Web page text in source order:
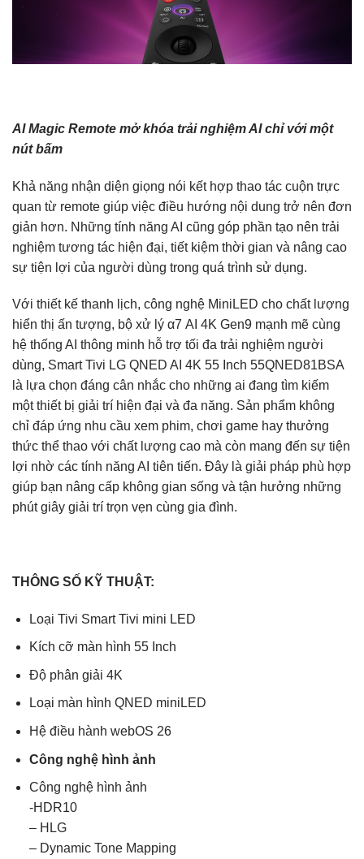
AI Magic Remote mở khóa trải nghiệm AI chỉ với một
nút bấm
Khả năng nhận diện giọng nói kết hợp thao tác cuộn trực
quan từ remote giúp việc điều hướng nội dung trở nên đơn
giản hơn. Những tính năng AI cũng góp phần tạo nên trải
nghiệm tương tác hiện đại, tiết kiệm thời gian và nâng cao
sự tiện lợi của người dùng trong quá trình sử dụng.
Với thiết kế thanh lịch, công nghệ MiniLED cho chất lượng
hiển thị ấn tượng, bộ xử lý α7 AI 4K Gen9 mạnh mẽ cùng
hệ thống AI thông minh hỗ trợ tối đa trải nghiệm người
dùng, Smart Tivi LG QNED AI 4K 55 Inch 55QNED81BSA
là lựa chọn đáng cân nhắc cho những ai đang tìm kiếm
một thiết bị giải trí hiện đại và đa năng. Sản phẩm không
chỉ đáp ứng nhu cầu xem phim, chơi game hay thưởng
thức thể thao với chất lượng cao mà còn mang đến sự tiện
lợi nhờ các tính năng AI tiên tiến. Đây là giải pháp phù hợp
giúp bạn nâng cấp không gian sống và tận hưởng những
phút giây giải trí trọn vẹn cùng gia đình.
THÔNG SỐ KỸ THUẬT:
Loại Tivi Smart Tivi mini LED
Kích cỡ màn hình 55 Inch
Độ phân giải 4K
Loại màn hình QNED miniLED
Hệ điều hành webOS 26
Công nghệ hình ảnh
Công nghệ hình ảnh
-HDR10
– HLG
– Dynamic Tone Mapping